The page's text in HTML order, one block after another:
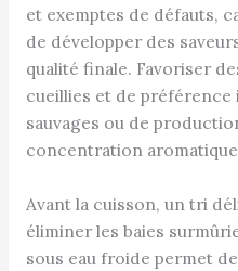
et exemptes de défauts,
de développer des
qualité finale. Favoriser
cueillies et de préférence
sauvages ou de
concentration aromatique
Avant la cuisson, un tri
éliminer les baies
sous eau froide permet